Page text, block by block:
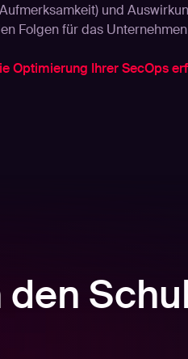
und
Folgen für das
Optimierung Ihrer SecOps